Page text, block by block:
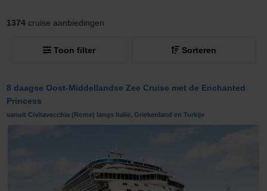
1374 cruise aanbiedingen
Toon filter Sorteren
8 daagse Oost-Middellandse Zee Cruise met de Enchanted
Princess
vanuit Civitavecchia (Rome) langs Italië, Griekenland en Turkije